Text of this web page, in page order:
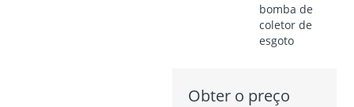
bomba de
coletor de
esgoto
Obter o preço